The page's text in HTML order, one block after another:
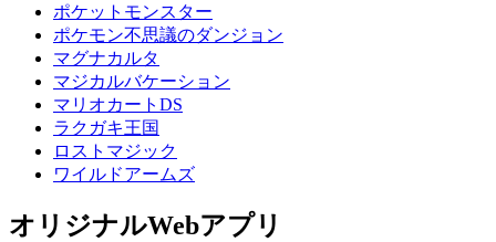
ポケットモンスター
ポケモン不思議のダンジョン
マグナカルタ
マジカルバケーション
マリオカートDS
ラクガキ王国
ロストマジック
ワイルドアームズ
オリジナルWebアプリ